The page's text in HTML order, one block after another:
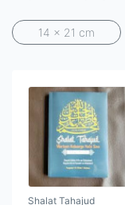
14 x 21 cm
Shalat Tahajud